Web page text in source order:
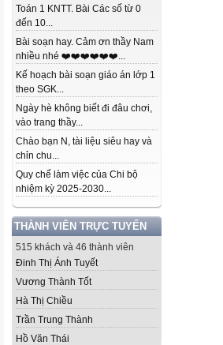
Toán 1 KNTT. Bài Các số từ 0
đến 10...
Bài soạn hay. Cảm ơn thầy Nam
nhiều nhé ❤️❤️❤️❤️❤️❤️...
Kế hoạch bài soạn giáo án lớp 1
theo SGK...
Ngày hè không biết đi đâu chơi,
vào trang thầy...
Chào bạn N, tài liệu siêu hay và
chỉn chu...
Quy chế làm việc của Chi bộ
nhiệm kỳ 2025-2030...
THÀNH VIÊN TRỰC TUYẾN
515 khách và 46 thành viên
Đinh Thị Ánh Tuyết
Vương Thành Tốt
Hà Thị Chiều
Trần Trung Thành
Hồ Văn Thái